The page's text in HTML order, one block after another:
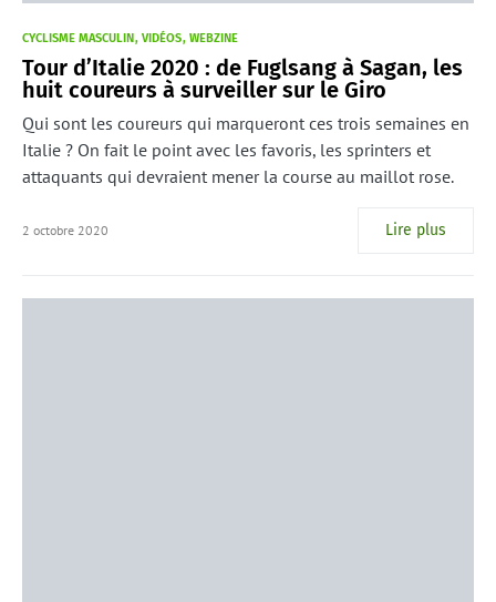
CYCLISME MASCULIN VIDÉOS WEBZINE
Tour d’Italie 2020 : de Fuglsang à Sagan, les
huit coureurs à surveiller sur le Giro
Qui sont les coureurs qui marqueront ces trois semaines en
Italie ? On fait le point avec les favoris, les sprinters et
attaquants qui devraient mener la course au maillot rose.
2 octobre 2020 Lire plus